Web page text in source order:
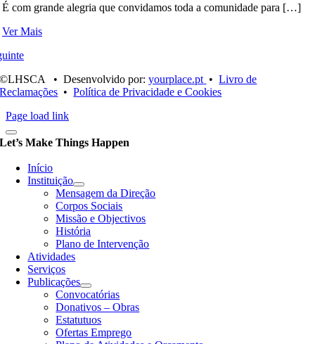
É com grande alegria que convidamos toda a comunidade para […]
Ver Mais
©LHSCA • Desenvolvido por:yourplace.pt •Livro de
Reclamações •Política de Privacidade e Cookies
Page load link
Let’s Make Things Happen
Início
Instituição
Mensagem da Direção
Corpos Sociais
Missão e Objectivos
História
Plano de Intervenção
Atividades
Serviços
Publicações
Convocatórias
Donativos – Obras
Estatutuos
Ofertas Emprego